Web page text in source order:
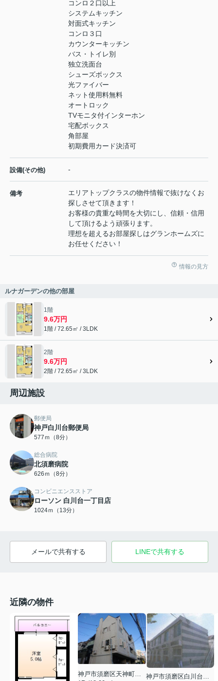
コンロ２口以上
システムキッチン
対面式キッチン
コンロ３口
カウンターキッチン
バス・トイレ別
独立洗面台
シューズボックス
光ファイバー
ネット使用料無料
オートロック
TVモニタ付インターホン
宅配ボックス
角部屋
初期費用カード決済可
設備(その他) -
備考
エリアトップクラスの物件情報で抜けなくお
探しさせて頂きます！
お客様の貴重な時間を大切にし、信頼・信用
して頂けるよう頑張ります。
理想を超えるお部屋探しはグランホームズに
お任せください！
情報の見方
ルナガーデンの他の部屋
1階
9.6万円
1階 / 72.65㎡ / 3LDK
2階
9.6万円
2階 / 72.65㎡ / 3LDK
周辺施設
郵便局
神戸白川台郵便局
577ｍ（8分）
総合病院
北須磨病院
626ｍ（8分）
コンビニエンスストア
ローソン 白川台一丁目店
1024ｍ（13分）
メールで共有する LINEで共有する
近隣の物件
神戸市須磨区白川台３丁目